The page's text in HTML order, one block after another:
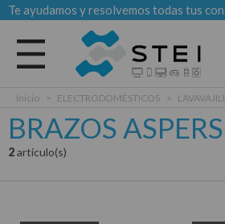
Te ayudamos y resolvemos todas tus
Todas las categorias
Inicio > ELECTRODOMÉSTICOS >
BRAZOS
2articulo(s)